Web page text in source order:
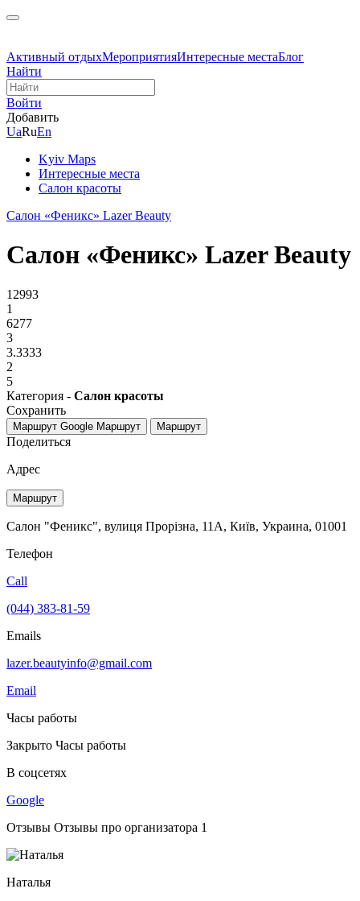
Активный отдыхМероприятияИнтересные местаБлог
Найти
Войти
Добавить
UaRuEn
Kyiv Maps
Интересные места
Cалон красоты
Салон «Феникс» Lazer Beauty
Салон «Феникс» Lazer Beauty
12993
1
6277
3
3.3333
2
5
Категория - Cалон красоты
Сохранить
Маршрут Google Маршрут Маршрут
Поделиться
Адрес
Маршрут
Салон "Феникс", вулиця Прорізна, 11А, Київ, Украина, 01001
Телефон
Call
(044) 383-81-59
Emails
lazer.beautyinfo@gmail.com
Email
Часы работы
Закрыто Часы работы
В соцсетях
Google
Отзывы Отзывы про организатора 1
Наталья